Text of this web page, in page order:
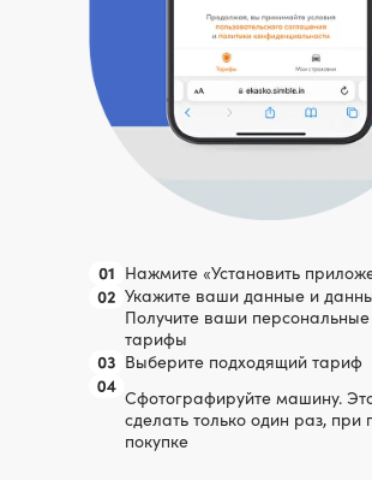
Нажмите «Установить
Укажите ваши данные и
Получите ваши персональные
тарифы
Выберите подходящий тариф
Сфотографируйте машину.
сделать только один раз, при
покупке
3400 ₽
за 3 дня
Заплатил за страховку
1 000 000 ₽
20 000 ₽
Страховая сумма
Врезался в барьер на трассе
Читать подробнее